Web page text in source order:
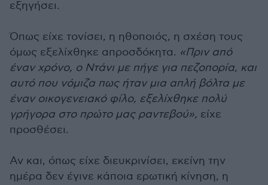
εξηγήσει.
Όπως είχε τονίσει, η ηθοποιός, η σχέση τους
όμως εξελίχθηκε απροσδόκητα. «Πριν από
έναν χρόνο, ο Ντάνι με πήγε για πεζοπορία, και
αυτό που νόμιζα πως ήταν μια απλή βόλτα με
έναν οικογενειακό φίλο, εξελίχθηκε πολύ
γρήγορα στο πρώτο μας ραντεβού», είχε
προσθέσει.
Αν και, όπως είχε διευκρινίσει, εκείνη την
ημέρα δεν έγινε κάποια ερωτική κίνηση, η